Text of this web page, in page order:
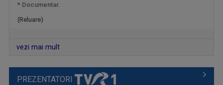
TEZAUR FOLCLORIC
* Documentar.
(Reluare)
vezi mai mult
PREZENTATORI